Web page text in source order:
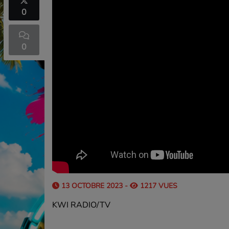
0
0
13 OCTOBRE 2023 - 1217 VUES
KWI RADIO/TV